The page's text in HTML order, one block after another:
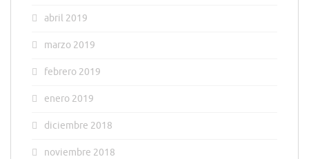
abril 2019
marzo 2019
febrero 2019
enero 2019
diciembre 2018
noviembre 2018